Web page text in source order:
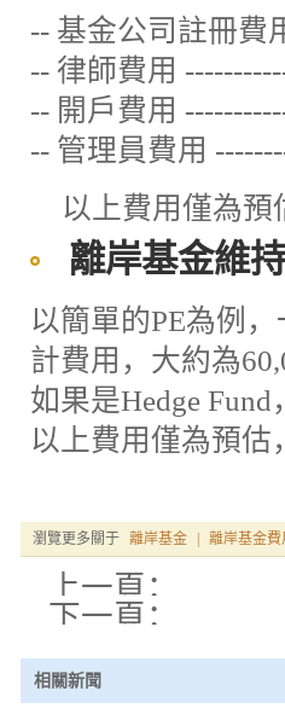
-- 基金公司註冊費
-- 律師費用
-- 開戶費用
-- 管理員費用
以上費用僅為
離岸基金維
以簡單的PE為例
計費用，大約為
如果是Hedge
以上費用僅為預估
瀏覽更多關于 離岸基金 離岸基金費
上一頁：
下一頁：
相關新聞